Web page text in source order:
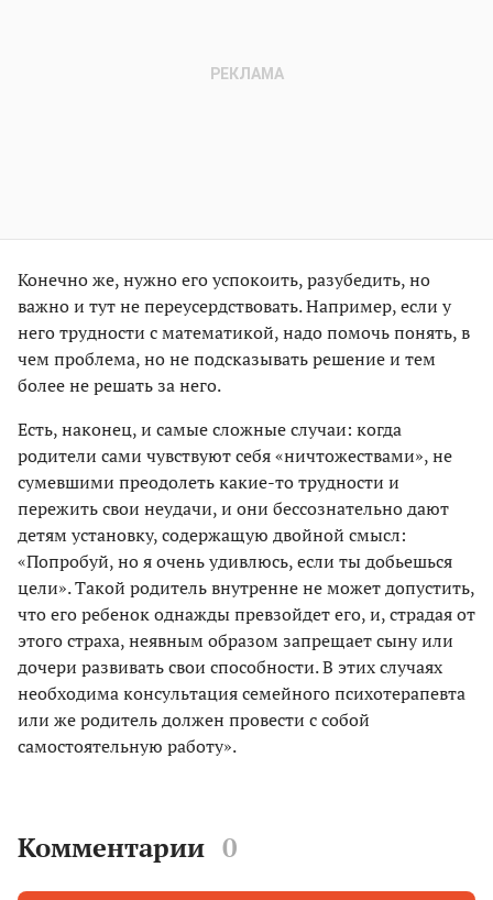
Конечно же, нужно его успокоить, разубедить, но
важно и тут не переусердствовать. Например, если у
него трудности с математикой, надо помочь понять, в
чем проблема, но не подсказывать решение и тем
более не решать за него.
Есть, наконец, и самые сложные случаи: когда
родители сами чувствуют себя «ничтожествами», не
сумевшими преодолеть какие-то трудности и
пережить свои неудачи, и они бессознательно дают
детям установку, содержащую двойной смысл:
«Попробуй, но я очень удивлюсь, если ты добьешься
цели». Такой родитель внутренне не может допустить,
что его ребенок однажды превзойдет его, и, страдая от
этого страха, неявным образом запрещает сыну или
дочери развивать свои способности. В этих случаях
необходима консультация семейного психотерапевта
или же родитель должен провести с собой
самостоятельную работу».
Комментарии 0